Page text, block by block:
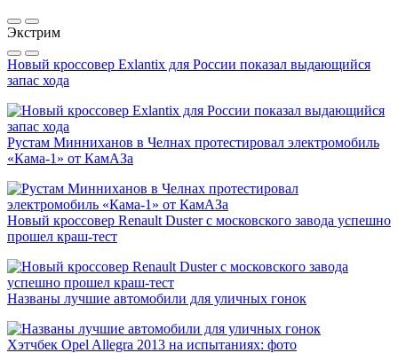
Экстрим
Новый кроссовер Exlantix для России показал выдающийся
запас хода
Рустам Минниханов в Челнах протестировал электромобиль
«Кама-1» от КамАЗа
Новый кроссовер Renault Duster с московского завода успешно
прошел краш-тест
Названы лучшие автомобили для уличных гонок
Хэтчбек Opel Allegra 2013 на испытаниях: фото